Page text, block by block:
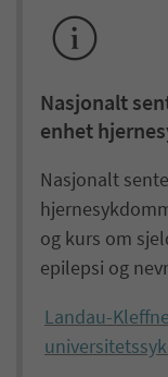
Nasjonalt
enhet
Nasjonalt
og kurs om
epilepsi og
Landau-